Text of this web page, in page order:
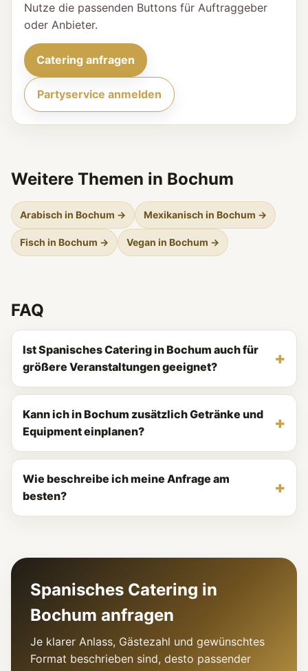
Nutze die passenden Buttons für Auftraggeber
oder Anbieter.
Catering anfragen
Partyservice anmelden
Weitere Themen in Bochum
Arabisch in Bochum → Mexikanisch in Bochum →
Fisch in Bochum → Vegan in Bochum →
FAQ
Ist Spanisches Catering in Bochum auch für
größere Veranstaltungen geeignet?
Kann ich in Bochum zusätzlich Getränke und
Equipment einplanen?
Wie beschreibe ich meine Anfrage am
besten?
Spanisches Catering in
Bochum anfragen
Je klarer Anlass, Gästezahl und gewünschtes
Format beschrieben sind, desto passender